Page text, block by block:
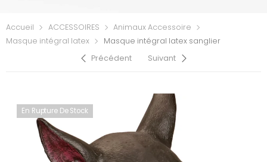
Accueil ACCESSOIRES
Animaux Accessoire
Masque intégral latex
Masque intégral latex sanglier
Précédent
Suivant
En Rupture De Stock